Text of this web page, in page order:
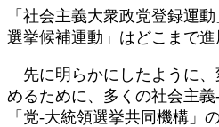
「社会主義大衆政党登録運
選挙候補運動」はどこまで進
先に明らかにしたように、
めるために、多くの社会主
「党-大統領選挙共同機構」